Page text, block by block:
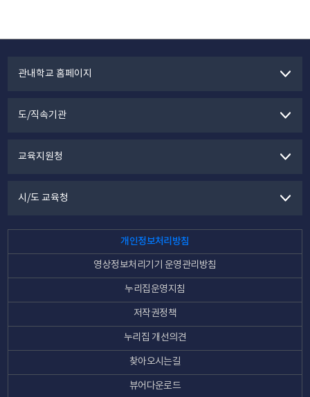
관내학교 홈페이지
도/직속기관
교육지원청
시/도 교육청
개인정보처리방침
영상정보처리기기 운영관리방침
누리집운영지침
저작권정책
누리집 개선의견
찾아오시는길
뷰어다운로드